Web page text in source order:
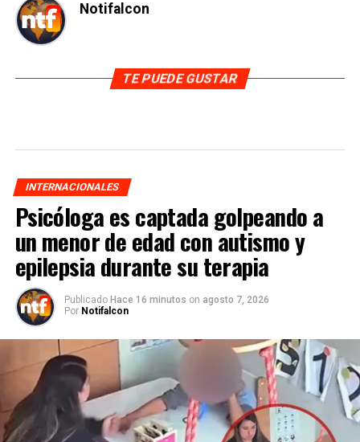
Notifalcon
TE PUEDE GUSTAR
INTERNACIONALES
Psicóloga es captada golpeando a
un menor de edad con autismo y
epilepsia durante su terapia
Publicado Hace 16 minutos on agosto 7, 2026
Por Notifalcon